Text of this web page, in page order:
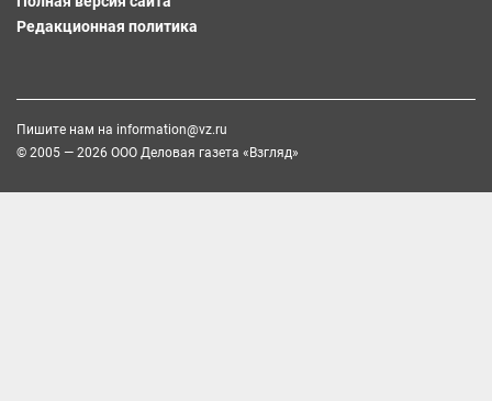
Редакционная политика
Пишите нам на information@vz.ru
© 2005 — 2026 ООО Деловая газета «Взгляд»